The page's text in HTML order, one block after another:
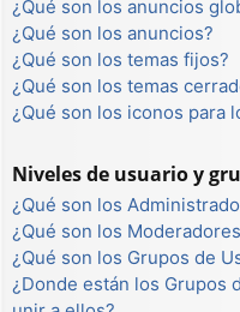
¿Qué son los anuncios
¿Qué son los anuncios?
¿Qué son los temas fijos?
¿Qué son los temas
¿Qué son los iconos para
Niveles de usuario y
¿Qué son los
¿Qué son los
¿Qué son los Grupos de
¿Donde están los Grupos